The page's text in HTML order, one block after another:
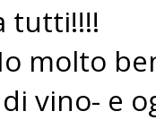
tutti!!!!
molto
vino- e